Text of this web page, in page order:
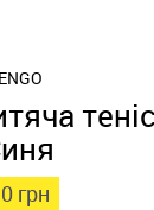
грн